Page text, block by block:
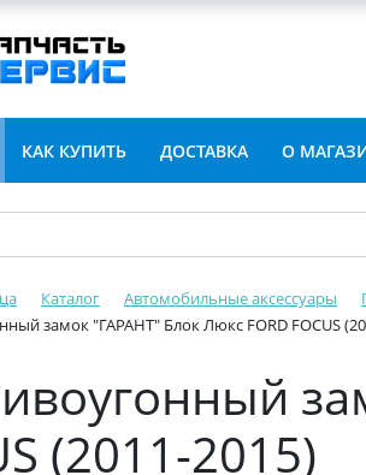
КАК КУПИТЬ ДОСТАВКА О
Каталог Автомобильные аксессуары
замок "ГАРАНТ" Блок Люкс FORD FOCUS
(2011-2015)